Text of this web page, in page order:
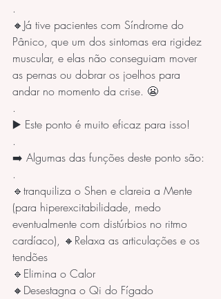
.
🔸Já tive pacientes com Síndrome do
Pânico, que um dos sintomas era rigidez
muscular, e elas não conseguiam mover
as pernas ou dobrar os joelhos para
andar no momento da crise. 😬
.
▶️ Este ponto é muito eficaz para isso!
.
➡️ Algumas das funções deste ponto são:
.
🔹tranquiliza o Shen e clareia a Mente
(para hiperexcitabilidade, medo
eventualmente com distúrbios no ritmo
cardíaco), 🔸Relaxa as articulações e os
tendões
🔹Elimina o Calor
🔸Desestagna o Qi do Fígado